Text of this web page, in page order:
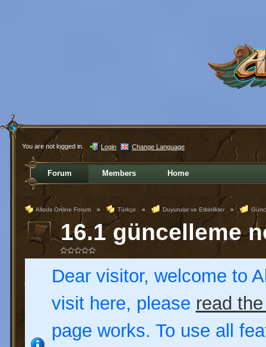
You are not logged in. Login Change Language
Forum Members Home
Allods Online Forum » Türkçe » Duyurular ve Etkinlikler »
16.1 güncelleme
Dear visitor, welcome to
visit here, please read
page works. To use all